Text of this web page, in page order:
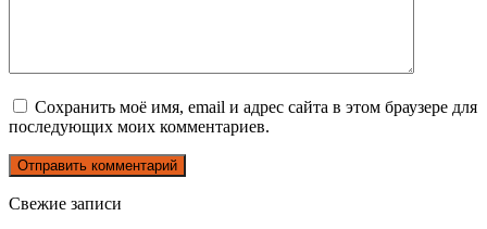
Сохранить моё имя, email и адрес сайта в этом браузере для
последующих моих комментариев.
Свежие записи